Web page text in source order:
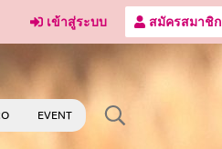
เข้าสู่ระบบ สมัครสมาชิก
EVENT